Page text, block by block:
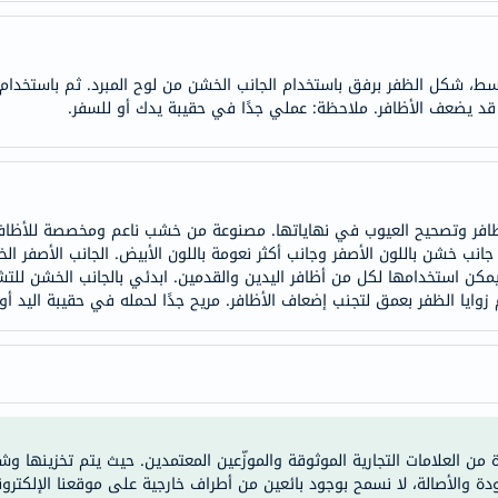
dessert-
essence
Biochem
feel
true-
honey
الصحة
الصحية
باقة
شكل الظفر برفق باستخدام الجانب الخشن من لوح المبرد. ثم باستخدام
قد يضعف الأظافر. ملاحظة: عملي جدًا في حقيبة يدك أو للسفر.
بالمرونة ولها جانب خشن باللون الأصفر وجانب أكثر نعومة باللون الأبيض. الجانب
استخدامها لكل من أظافر اليدين والقدمين. ابدئي بالجانب الخشن
الظفر بعمق لتجنب إضعاف الأظافر. مريح جدًا لحمله في حقيبة اليد أو
من العلامات التجارية الموثوقة والموزّعين المعتمدين. حيث يتم تخزينها
والأصالة، لا نسمح بوجود بائعين من أطراف خارجية على موقعنا